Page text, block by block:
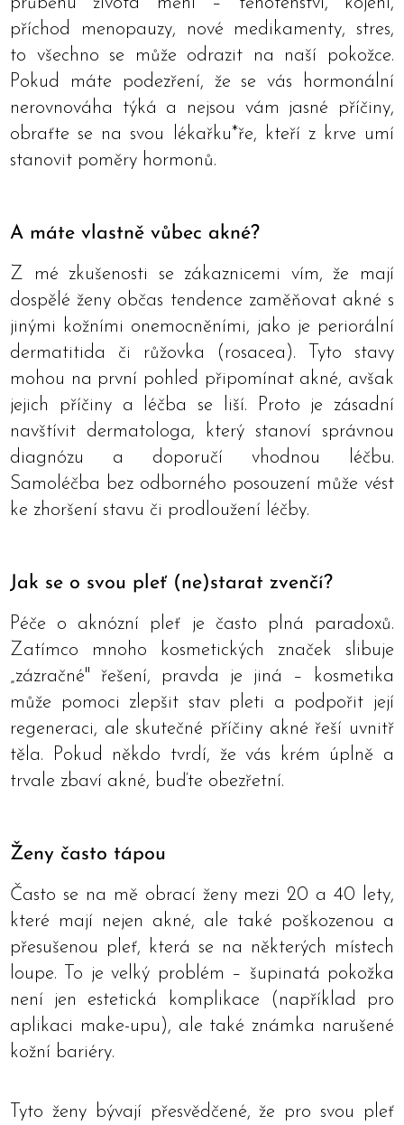
příchod menopauzy, nové medikamenty, stres,
to všechno se může odrazit na naší pokožce.
Pokud máte podezření, že se vás hormonální
nerovnováha týká a nejsou vám jasné příčiny,
obraťte se na svou lékařku*ře, kteří z krve umí
stanovit poměry hormonů.
A máte vlastně vůbec akné?
Z mé zkušenosti se zákaznicemi vím, že mají
dospělé ženy občas tendence zaměňovat akné s
jinými kožními onemocněními, jako je periorální
dermatitida či růžovka (rosacea). Tyto stavy
mohou na první pohled připomínat akné, avšak
jejich příčiny a léčba se liší. Proto je zásadní
navštívit dermatologa, který stanoví správnou
diagnózu a doporučí vhodnou léčbu.
Samoléčba bez odborného posouzení může vést
ke zhoršení stavu či prodloužení léčby.
Jak se o svou pleť (ne)starat zvenčí?
Péče o aknózní pleť je často plná paradoxů.
Zatímco mnoho kosmetických značek slibuje
„zázračné" řešení, pravda je jiná – kosmetika
může pomoci zlepšit stav pleti a podpořit její
regeneraci, ale skutečné příčiny akné řeší uvnitř
těla. Pokud někdo tvrdí, že vás krém úplně a
trvale zbaví akné, buďte obezřetní.
Ženy často tápou
Často se na mě obrací ženy mezi 20 a 40 lety,
které mají nejen akné, ale také poškozenou a
přesušenou pleť, která se na některých místech
loupe. To je velký problém – šupinatá pokožka
není jen estetická komplikace (například pro
aplikaci make-upu), ale také známka narušené
kožní bariéry.
Tyto ženy bývají přesvědčené, že pro svou pleť